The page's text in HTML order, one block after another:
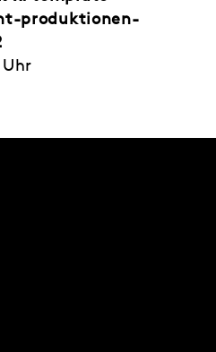
produktionen-